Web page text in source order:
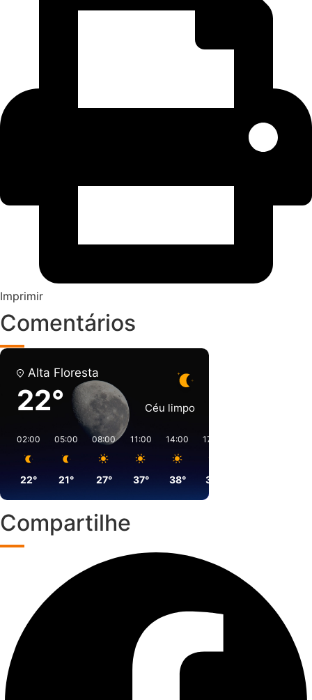
Imprimir
Comentários
Alta Floresta
22° Céu limpo
02:00
22°
05:00
21°
08:00
27°
11:00
37°
14:00
38°
17:00
35°
Compartilhe